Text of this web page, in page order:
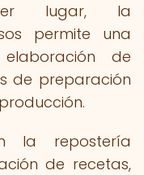
lugar, la
permite una
de
de preparación
la repostería
de recetas,